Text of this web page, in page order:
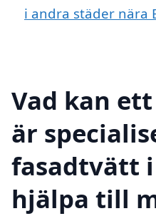
i andra städer nära
Vad kan
är
fasadtvätt
hjälpa till